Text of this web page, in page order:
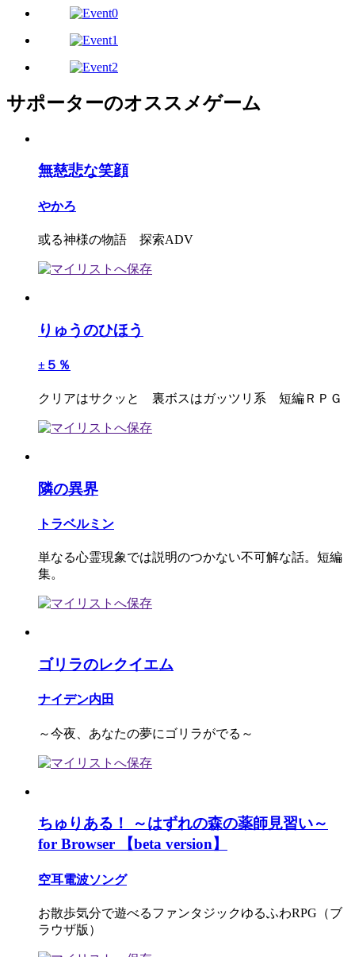
サポーターのオススメゲーム
無慈悲な笑顔
やかろ
或る神様の物語 探索ADV
りゅうのひほう
±５％
クリアはサクッと 裏ボスはガッツリ系 短編ＲＰＧ
隣の異界
トラベルミン
単なる心霊現象では説明のつかない不可解な話。短編
集。
ゴリラのレクイエム
ナイデン内田
～今夜、あなたの夢にゴリラがでる～
ちゅりある！ ～はずれの森の薬師見習い～
for Browser 【beta version】
空耳電波ソング
お散歩気分で遊べるファンタジックゆるふわRPG（ブ
ラウザ版）